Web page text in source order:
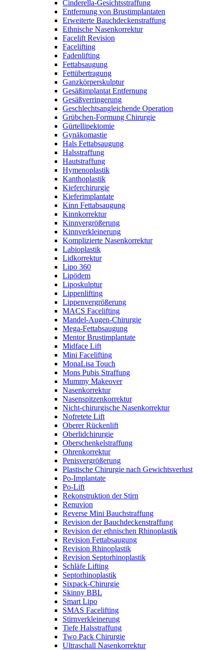
Cinderella-Gesichtsstraffung
Entfernung von Brustimplantaten
Erweiterte Bauchdeckenstraffung
Ethnische Nasenkorrektur
Facelift Revision
Facelifting
Fadenlifting
Fettabsaugung
Fettübertragung
Ganzkörperskulptur
Gesäßimplantat Entfernung
Gesäßverringerung
Geschlechtsangleichende Operation
Grübchen-Formung Chirurgie
Gürtellipektomie
Gynäkomastie
Hals Fettabsaugung
Halsstraffung
Hautstraffung
Hymenoplastik
Kanthoplastik
Kieferchirurgie
Kieferimplantate
Kinn Fettabsaugung
Kinnkorrektur
Kinnvergrößerung
Kinnverkleinerung
Komplizierte Nasenkorrektur
Labioplastik
Lidkorrektur
Lipo 360
Lipödem
Liposkulptur
Lippenlifting
Lippenvergrößerung
MACS Facelifting
Mandel-Augen-Chirurgie
Mega-Fettabsaugung
Mentor Brustimplantate
Midface Lift
Mini Facelifting
MonaLisa Touch
Mons Pubis Straffung
Mummy Makeover
Nasenkorrektur
Nasenspitzenkorrektur
Nicht-chirurgische Nasenkorrektur
Nofretete Lift
Oberer Rückenlift
Oberlidchirurgie
Oberschenkelstraffung
Ohrenkorrektur
Penisvergrößerung
Plastische Chirurgie nach Gewichtsverlust
Po-Implantate
Po-Lift
Rekonstruktion der Stirn
Renuvion
Reverse Mini Bauchstraffung
Revision der Bauchdeckenstraffung
Revision der ethnischen Rhinoplastik
Revision Fettabsaugung
Revision Rhinoplastik
Revision Septorhinoplastik
Schläfe Lifting
Septorhinoplastik
Sixpack-Chirurgie
Skinny BBL
Smart Lipo
SMAS Facelifting
Stirnverkleinerung
Tiefe Halsstraffung
Two Pack Chirurgie
Ultraschall Nasenkorrektur